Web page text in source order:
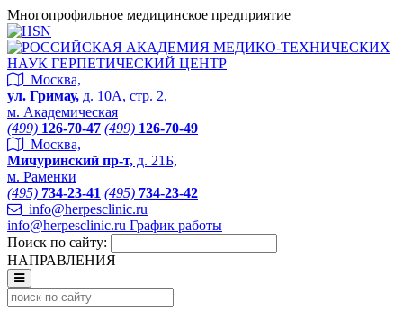
Многопрофильное медицинское предприятие
Москва,
ул. Гримау, д. 10А, стр. 2,
м. Академическая
(499) 126-70-47 (499) 126-70-49
Москва,
Мичуринский пр-т, д. 21Б,
м. Раменки
(495) 734-23-41 (495) 734-23-42
info@herpesclinic.ru
info@herpesclinic.ru График работы
Поиск по сайту:
НАПРАВЛЕНИЯ